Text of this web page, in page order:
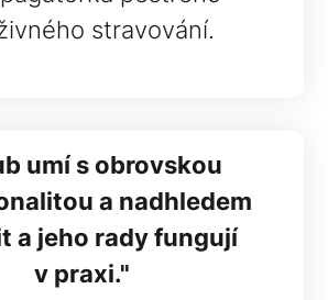
stravování.
umí s obrovskou
a nadhledem
a jeho rady fungují
v praxi."